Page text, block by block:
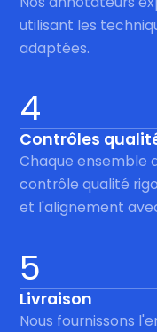
utilisant les
adaptées.
4
Contrôles
Chaque ensemble
contrôle qualité
et l'alignement
5
Livraison
Nous fournissons